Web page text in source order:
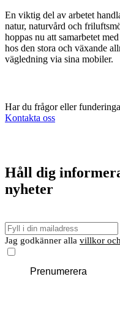
En viktig del av arbetet
natur, naturvård och
hoppas nu att samarbetet
hos den stora och växande
vägledning via sina mobiler.
Har du frågor eller
Kontakta oss
Håll dig
nyheter
E-
post
Jag godkänner alla villkor
Prenumerera